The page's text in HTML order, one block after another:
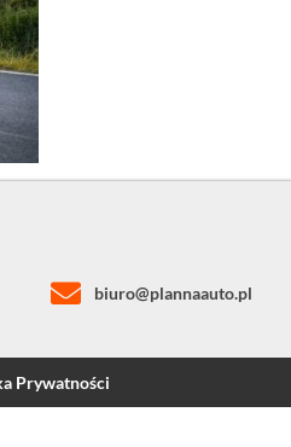
biuro@plannaauto.pl
Prywatności